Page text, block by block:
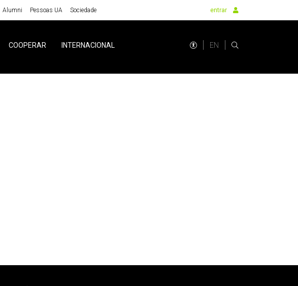
Alumni Pessoas UA Sociedade entrar
COOPERAR INTERNACIONAL EN